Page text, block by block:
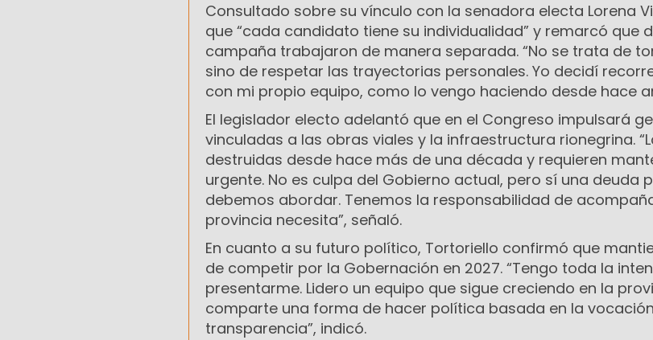
Consultado sobre su vínculo con la senadora electa Lorena
que “cada candidato tiene su individualidad” y remarcó que
campaña trabajaron de manera separada. “No se trata de
sino de respetar las trayectorias personales. Yo decidí
con mi propio equipo, como lo vengo haciendo desde hace
El legislador electo adelantó que en el Congreso impulsará
vinculadas a las obras viales y la infraestructura rionegrina.
destruidas desde hace más de una década y requieren
urgente. No es culpa del Gobierno actual, pero sí una deuda
debemos abordar. Tenemos la responsabilidad de
provincia necesita”, señaló.
En cuanto a su futuro político, Tortoriello confirmó que
de competir por la Gobernación en 2027. “Tengo toda la
presentarme. Lidero un equipo que sigue creciendo en la
comparte una forma de hacer política basada en la
transparencia”, indicó.